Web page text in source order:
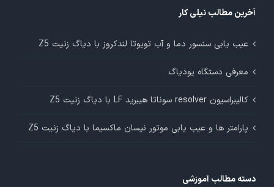
آخرین مطالب نیلی کار
عیب یابی سنسور دما و آب تویوتا لندکروز با دیاگ زنیت Z5
معرفی دستگاه یودیاگ
کالیبراسیون resolver سوناتا هیبرید LF با دیاگ زنیت Z5
پارامتر ها و عیب یابی موتور نیسان ماکسیما با دیاگ زنیت Z5
دسته مطالب آموزشی